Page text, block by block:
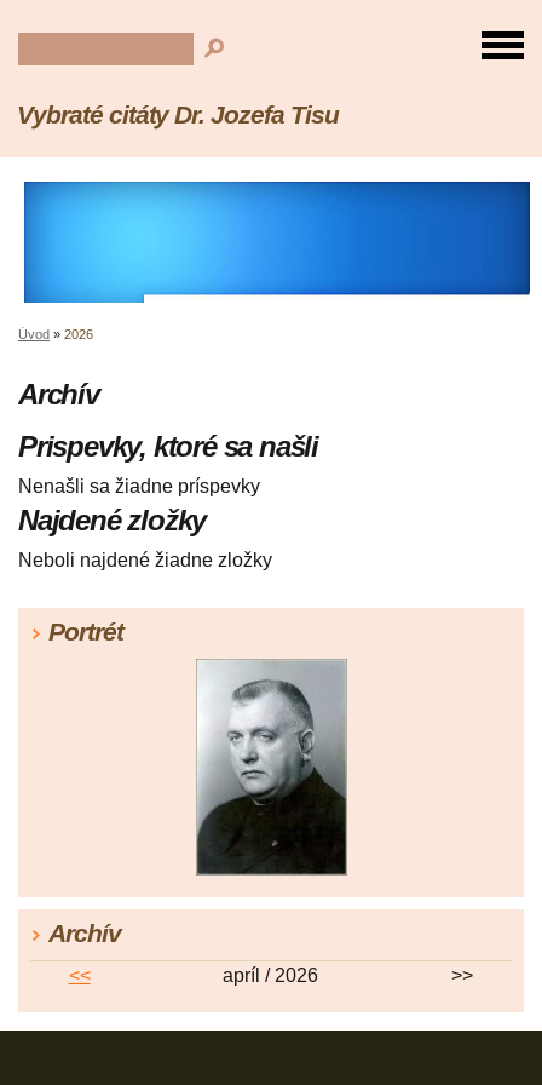
Vybraté citáty Dr. Jozefa Tisu
Úvod » 2026
Archív
Prispevky, ktoré sa našli
Nenašli sa žiadne príspevky
Najdené zložky
Neboli najdené žiadne zložky
Portrét
Archív
<< apríl / 2026 >>